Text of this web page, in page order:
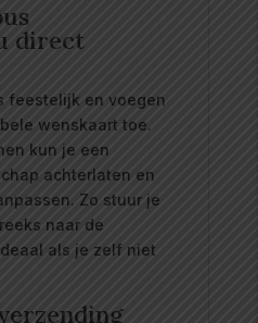
direct
feestelijk en voegen
wenskaart toe.
kun je een
achterlaten en
Zo stuur je
naar de
als je zelf niet